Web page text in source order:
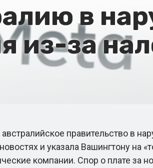
в
из-за
правительство в
и указала Вашингтону на
компании. Спор о плате за